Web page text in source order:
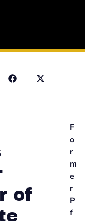
of
F
o
r
m
e
r
P
f